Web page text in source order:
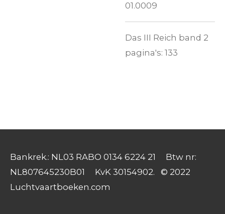
01.0009
Das III Reich band 2
pagina's: 133
Bankrek.: NL03 RABO 0134 6224 21 Btw nr:
NL807645230B01 KvK 30154902. © 2022
Luchtvaartboeken.com